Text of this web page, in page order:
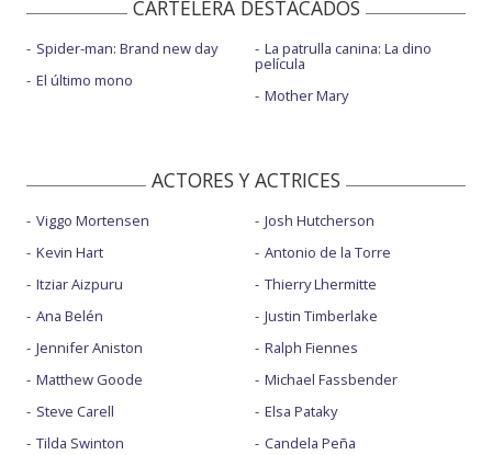
CARTELERA DESTACADOS
Spider-man: Brand new day
El último mono
La patrulla canina: La dino
película
Mother Mary
ACTORES Y ACTRICES
Viggo Mortensen
Kevin Hart
Itziar Aizpuru
Ana Belén
Jennifer Aniston
Matthew Goode
Steve Carell
Tilda Swinton
Josh Hutcherson
Antonio de la Torre
Thierry Lhermitte
Justin Timberlake
Ralph Fiennes
Michael Fassbender
Elsa Pataky
Candela Peña